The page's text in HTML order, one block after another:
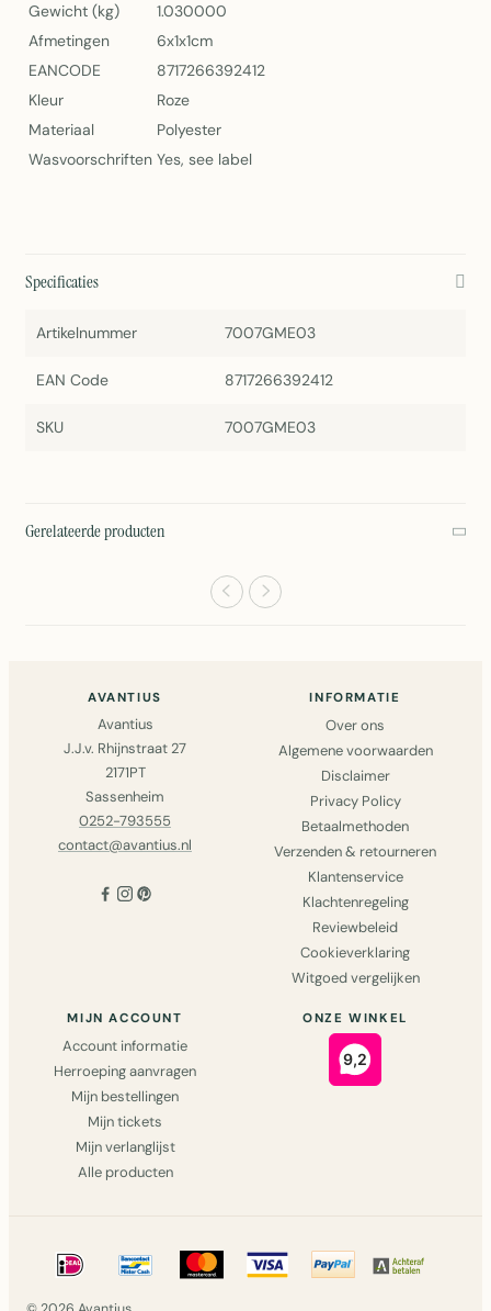
Gewicht (kg)
1.030000
Afmetingen
6x1x1cm
EANCODE
8717266392412
Kleur
Roze
Materiaal
Polyester
Wasvoorschriften Yes, see label
Specificaties
Artikelnummer 7007GME03
EAN Code 8717266392412
SKU 7007GME03
Gerelateerde producten
AVANTIUS
Avantius
J.J.v. Rhijnstraat 27
2171PT
Sassenheim
0252-793555
contact@avantius.nl
INFORMATIE
Over ons
Algemene voorwaarden
Disclaimer
Privacy Policy
Betaalmethoden
Verzenden & retourneren
Klantenservice
Klachtenregeling
Reviewbeleid
Cookieverklaring
Witgoed vergelijken
MIJN ACCOUNT
Account informatie
Herroeping aanvragen
Mijn bestellingen
Mijn tickets
Mijn verlanglijst
Alle producten
ONZE WINKEL